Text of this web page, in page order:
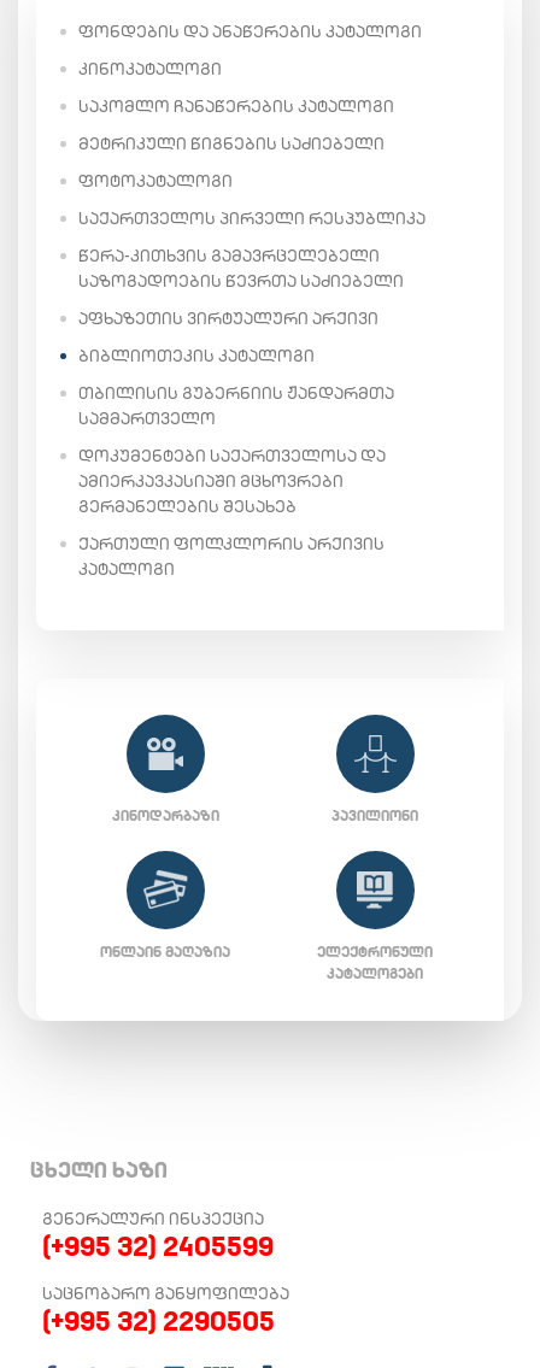
ᲤᲝᲜᲓᲔᲑᲘᲡ ᲓᲐ ᲐᲜᲐᲬᲔᲠᲔᲑᲘᲡ ᲙᲐᲢᲐᲚᲝᲒᲘ
ᲙᲘᲜᲝᲙᲐᲢᲐᲚᲝᲒᲘ
ᲡᲐᲙᲝᲛᲚᲝ ᲩᲐᲜᲐᲬᲔᲠᲔᲑᲘᲡ ᲙᲐᲢᲐᲚᲝᲒᲘ
ᲛᲔᲢᲠᲘᲙᲣᲚᲘ ᲬᲘᲒᲜᲔᲑᲘᲡ ᲡᲐᲫᲘᲔᲑᲔᲚᲘ
ᲤᲝᲢᲝᲙᲐᲢᲐᲚᲝᲒᲘ
ᲡᲐᲥᲐᲠᲗᲕᲔᲚᲝᲡ ᲞᲘᲠᲕᲔᲚᲘ ᲠᲔᲡᲞᲣᲑᲚᲘᲙᲐ
ᲬᲔᲠᲐ-ᲙᲘᲗᲮᲕᲘᲡ ᲒᲐᲛᲐᲕᲠᲪᲔᲚᲔᲑᲔᲚᲘ
ᲡᲐᲖᲝᲒᲐᲓᲝᲔᲑᲘᲡ ᲬᲔᲕᲠᲗᲐ ᲡᲐᲫᲘᲔᲑᲔᲚᲘ
ᲐᲤᲮᲐᲖᲔᲗᲘᲡ ᲕᲘᲠᲢᲣᲐᲚᲣᲠᲘ ᲐᲠᲥᲘᲕᲘ
ᲑᲘᲑᲚᲘᲝᲗᲔᲙᲘᲡ ᲙᲐᲢᲐᲚᲝᲒᲘ
ᲗᲑᲘᲚᲘᲡᲘᲡ ᲒᲣᲑᲔᲠᲜᲘᲘᲡ ᲟᲐᲜᲓᲐᲠᲛᲗᲐ
ᲡᲐᲛᲛᲐᲠᲗᲕᲔᲚᲝ
ᲓᲝᲙᲣᲛᲔᲜᲢᲔᲑᲘ ᲡᲐᲥᲐᲠᲗᲕᲔᲚᲝᲡᲐ ᲓᲐ
ᲐᲛᲘᲔᲠᲙᲐᲕᲙᲐᲡᲘᲐᲨᲘ ᲛᲪᲮᲝᲕᲠᲔᲑᲘ
ᲒᲔᲠᲛᲐᲜᲔᲚᲔᲑᲘᲡ ᲨᲔᲡᲐᲮᲔᲑ
ᲥᲐᲠᲗᲣᲚᲘ ᲤᲝᲚᲙᲚᲝᲠᲘᲡ ᲐᲠᲥᲘᲕᲘᲡ
ᲙᲐᲢᲐᲚᲝᲒᲘ
ᲙᲘᲜᲝᲓᲐᲠᲑᲐᲖᲘ ᲞᲐᲕᲘᲚᲘᲝᲜᲘ
ᲝᲜᲚᲐᲘᲜ ᲛᲐᲦᲐᲖᲘᲐ
ᲔᲚᲔᲥᲢᲠᲝᲜᲣᲚᲘ
ᲙᲐᲢᲐᲚᲝᲒᲔᲑᲘ
ცხელი ხაზი
ᲒᲔᲜᲔᲠᲐᲚᲣᲠᲘ ᲘᲜᲡᲞᲔᲥᲪᲘᲐ
(+995 32) 2405599
ᲡᲐᲪᲜᲝᲑᲐᲠᲝ ᲒᲐᲜᲧᲝᲤᲘᲚᲔᲑᲐ
(+995 32) 2290505